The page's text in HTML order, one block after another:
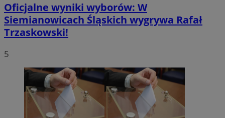
Oficjalne wyniki wyborów: W
Siemianowicach Śląskich wygrywa Rafał
Trzaskowski!
5